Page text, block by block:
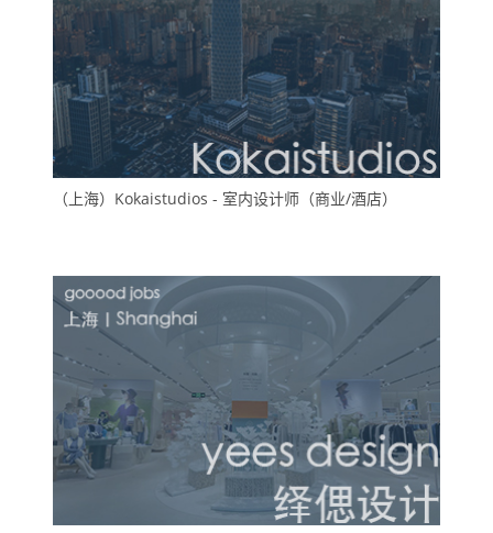
（上海）Kokaistudios - 室内设计师（商业/酒店）